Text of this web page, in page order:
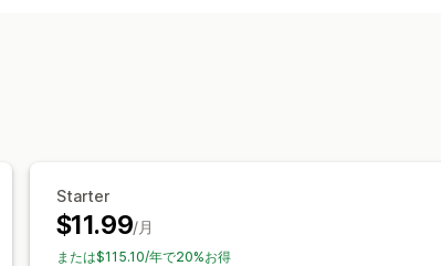
Starter
$11.99/月
または$115.10/年で20%お得